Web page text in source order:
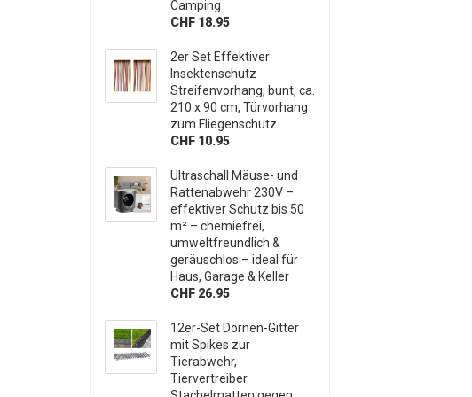
Camping
CHF 18.95
2er Set Effektiver
Insektenschutz
Streifenvorhang, bunt, ca.
210 x 90 cm, Türvorhang
zum Fliegenschutz
CHF 10.95
Ultraschall Mäuse- und
Rattenabwehr 230V –
effektiver Schutz bis 50
m² – chemiefrei,
umweltfreundlich &
geräuschlos – ideal für
Haus, Garage & Keller
CHF 26.95
12er-Set Dornen-Gitter
mit Spikes zur
Tierabwehr,
Tiervertreiber